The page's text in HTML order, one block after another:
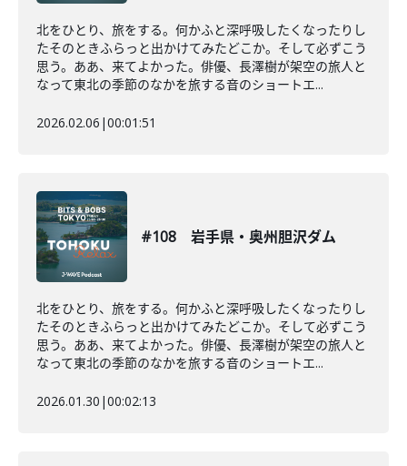
北をひとり、旅をする。何かふと深呼吸したくなったりし
たそのときふらっと出かけてみたどこか。そして必ずこう
思う。ああ、来てよかった。俳優、長澤樹が架空の旅人と
なって東北の季節のなかを旅する音のショートエ...
2026.02.06 |00:01:51
#108 岩手県・奥州胆沢ダム
北をひとり、旅をする。何かふと深呼吸したくなったりし
たそのときふらっと出かけてみたどこか。そして必ずこう
思う。ああ、来てよかった。俳優、長澤樹が架空の旅人と
なって東北の季節のなかを旅する音のショートエ...
2026.01.30 |00:02:13